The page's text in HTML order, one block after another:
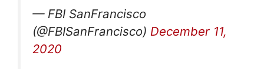
— FBI SanFrancisco
(@FBISanFrancisco) December 11,
2020